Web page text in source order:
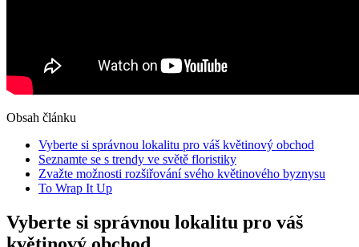
Obsah článku
Vyberte si správnou lokalitu pro váš květinový obchod
Seznamte se s trendy ve světě floristiky
Zvažte možnosti rozšiřování svého květinového byznysu
To Wrap It Up
Vyberte si správnou lokalitu pro váš